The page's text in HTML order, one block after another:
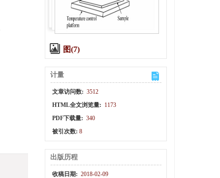
图(7)
计量
文章访问数: 3512
HTML全文浏览量: 1173
PDF下载量: 340
被引次数: 8
出版历程
收稿日期: 2018-02-09